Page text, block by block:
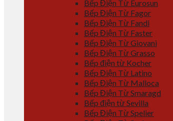
Bếp Điện Từ Eurosun
Bếp Điện Từ Fagor
Bếp Điện Từ Fandi
Bếp Điện Từ Faster
Bếp Điện Từ Giovani
Bếp Điện Từ Grasso
Bếp điện từ Kocher
Bếp Điện Từ Latino
Bếp Điện Từ Malloca
Bếp Điện Từ Smaragd
Bếp điện từ Sevilla
Bếp Điện Từ Spelier